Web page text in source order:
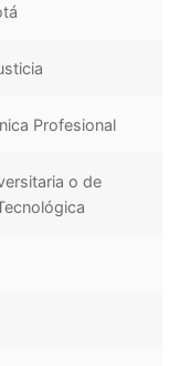
Profesional
o de